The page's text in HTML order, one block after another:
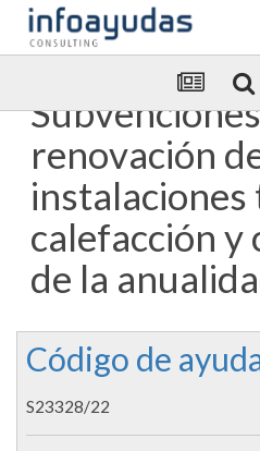
Enviar Por email
renovación
instalaciones
calefacción y
de la
Código de
S23328/22